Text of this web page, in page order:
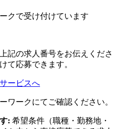
クで受け付けています
記の求人番号をお伝えくださ
て応募できます。
ービスへ
ワークにてご確認ください。
: 希望条件（職種・勤務地・